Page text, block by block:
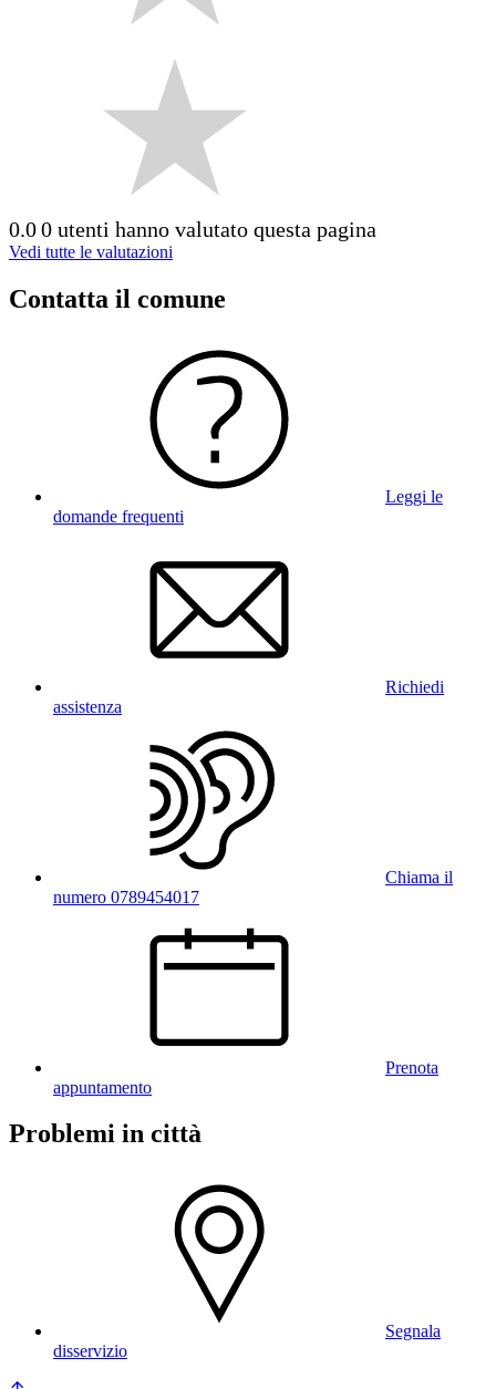
0.00 utenti hanno valutato questa pagina
Vedi tutte le valutazioni
Contatta il comune
Leggi le
domande frequenti
Richiedi
assistenza
Chiama il
numero 0789454017
Prenota
appuntamento
Problemi in città
Segnala
disservizio